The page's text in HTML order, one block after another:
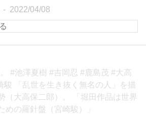
2022/04/08
#池澤夏樹 #吉岡忍 #鹿島茂 #大高
駿 「乱世を生き抜く無名の人」を描
（大高保二郎）。 「堀田作品は世界
めの羅針盤（宮崎駿）」